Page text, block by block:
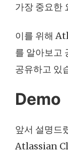
가장 중요한
이를 위해
를 알아보고
공유하고 있
Demo
앞서 설명드
Atlassian